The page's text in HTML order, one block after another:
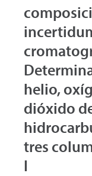
helio,
dióxido
tres
I